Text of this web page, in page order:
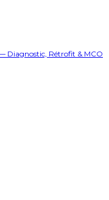
Diagnostic, Rétrofit & MCO